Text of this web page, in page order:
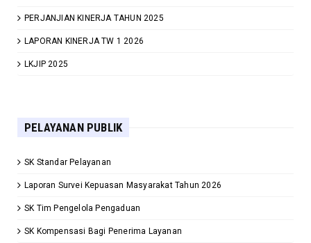
PERJANJIAN KINERJA TAHUN 2025
LAPORAN KINERJA TW 1 2026
LKJIP 2025
PELAYANAN PUBLIK
SK Standar Pelayanan
Laporan Survei Kepuasan Masyarakat Tahun 2026
SK Tim Pengelola Pengaduan
SK Kompensasi Bagi Penerima Layanan